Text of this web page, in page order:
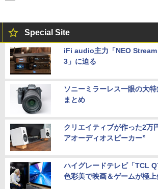
Special Site
iFi audio主力「NEO Stream
3」に迫る
ソニーミラーレス一眼の大
まとめ
クリエイティブが作った2万
アオーディオスピーカー”
ハイグレードテレビ「TCL
色彩美で映画＆ゲームが極